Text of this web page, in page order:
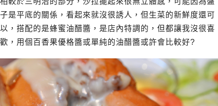
子是平底的關係，看起來就沒很誘人，但生菜的新鮮度還可
以，搭配的是蜂蜜油醋醬，是店內特調的，但都讓我沒很喜
歡，用個百香果優格醬或單純的油醋醬或許會比較好?